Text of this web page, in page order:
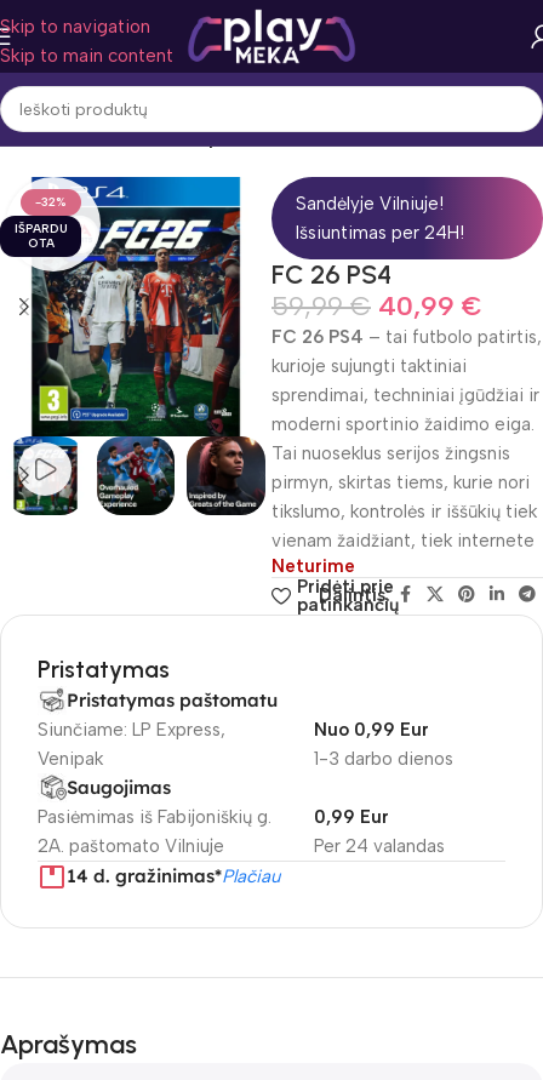
Skip to navigation
Skip to main content
Pradžia Žaidimo žanras Sportas
-32%
IŠPARDU
OTA
Sandėlyje Vilniuje!
Išsiuntimas per 24H!
FC 26 PS4
59,99€ 40,99 €
FC 26 PS4 – tai futbolo patirtis,
kurioje sujungti taktiniai
sprendimai, techniniai įgūdžiai ir
moderni sportinio žaidimo eiga.
Tai nuoseklus serijos žingsnis
pirmyn, skirtas tiems, kurie nori
tikslumo, kontrolės ir iššūkių tiek
vienam žaidžiant, tiek internete
Neturime
Pridėti prie
patinkančių
Dalintis:
Pristatymas
Pristatymas paštomatu
Siunčiame: LP Express,
Venipak
1-3 darbo dienos
Nuo 0,99 Eur
Saugojimas
Pasiėmimas iš Fabijoniškių g.
2A. paštomato Vilniuje
Per 24 valandas
0,99 Eur
14 d. gražinimas*Plačiau
Aprašymas